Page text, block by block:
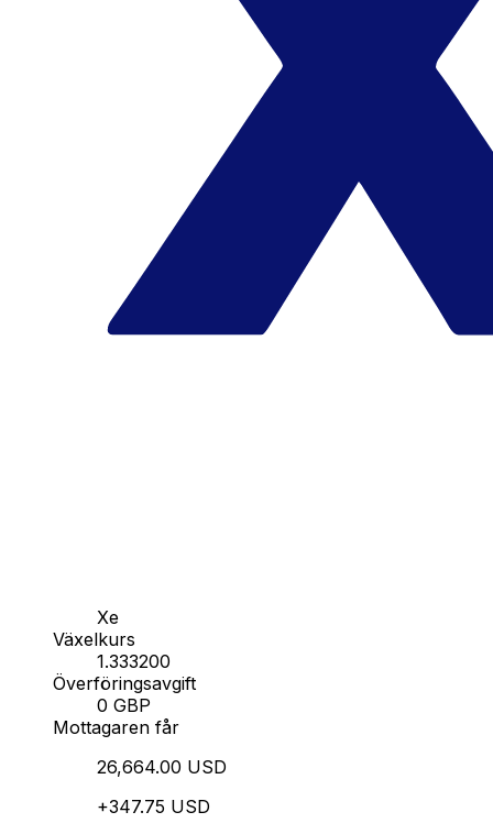
Xe
Växelkurs
1.333200
Överföringsavgift
0 GBP
Mottagaren får
26,664.00 USD
+347.75 USD